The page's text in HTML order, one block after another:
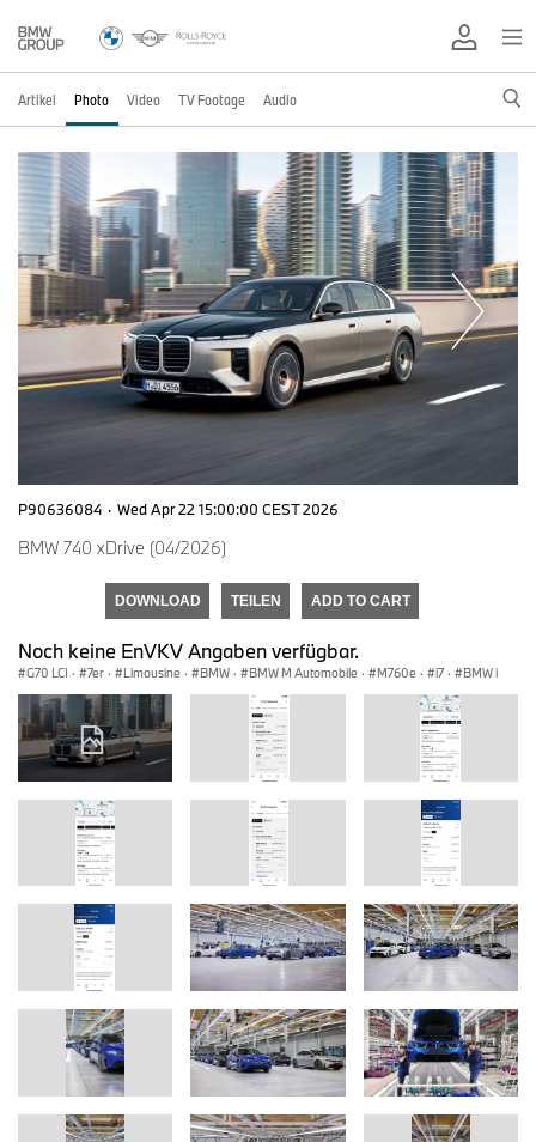
Artikel Photo Video TV Footage Audio
P90636084 · Wed Apr 22 15:00:00 CEST 2026
BMW 740 xDrive (04/2026)
DOWNLOAD TEILEN ADD TO CART
Noch keine EnVKV Angaben verfügbar.
G70 LCI · 7er · Limousine · BMW · BMW M Automobile · M760e · i7 · BMW i